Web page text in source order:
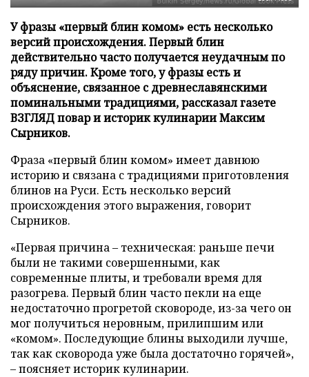
У фразы «первый блин комом» есть несколько
версий происхождения. Первый блин
действительно часто получается неудачным по
ряду причин. Кроме того, у фразы есть и
объяснение, связанное с древнеславянскими
поминальными традициями, рассказал газете
ВЗГЛЯД повар и историк кулинарии Максим
Сырников.
Фраза «первый блин комом» имеет давнюю
историю и связана с традициями приготовления
блинов на Руси. Есть несколько версий
происхождения этого выражения, говорит
Сырников.
«Первая причина – техническая: раньше печи
были не такими совершенными, как
современные плиты, и требовали время для
разогрева. Первый блин часто пекли на еще
недостаточно прогретой сковороде, из-за чего он
мог получиться неровным, прилипшим или
«комом». Последующие блины выходили лучше,
так как сковорода уже была достаточно горячей»,
– поясняет историк кулинарии.